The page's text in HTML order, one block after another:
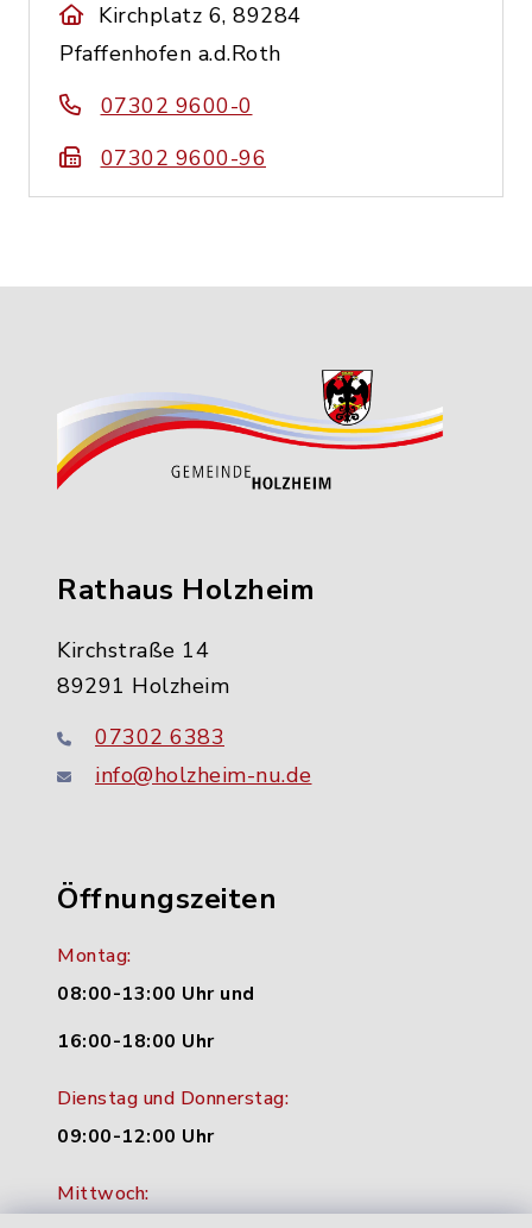
Kirchplatz 6, 89284
Pfaffenhofen a.d.Roth
07302 9600-0
07302 9600-96
Rathaus Holzheim
Kirchstraße 14
89291 Holzheim
07302 6383
info@holzheim-nu.de
Öffnungszeiten
Montag:
08:00-13:00 Uhr und
16:00-18:00 Uhr
Dienstag und Donnerstag:
09:00-12:00 Uhr
Mittwoch: